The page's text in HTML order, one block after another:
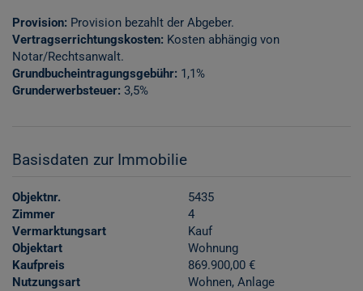
Provision: Provision bezahlt der Abgeber.
Vertragserrichtungskosten: Kosten abhängig von
Notar/Rechtsanwalt.
Grundbucheintragungsgebühr: 1,1%
Grunderwerbsteuer: 3,5%
Basisdaten zur Immobilie
Objektnr.
5435
Zimmer
4
Vermarktungsart
Kauf
Objektart
Wohnung
Kaufpreis
869.900,00 €
Nutzungsart
Wohnen Anlage